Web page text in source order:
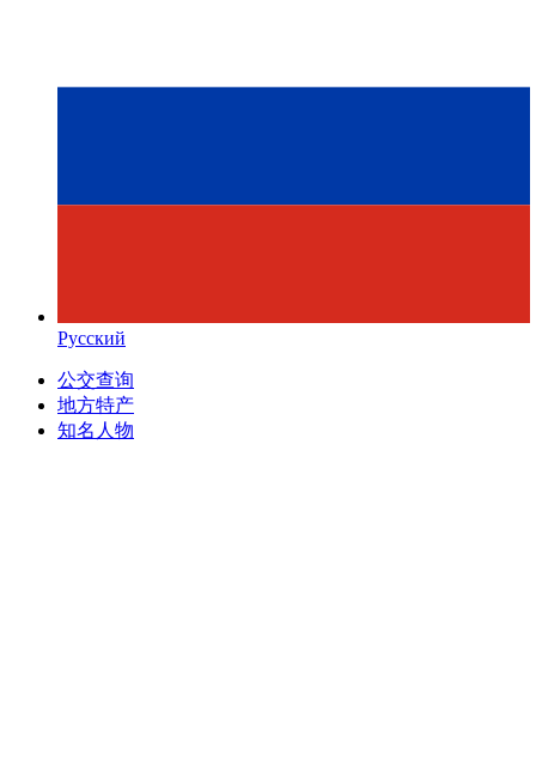
Русский
公交查询
地方特产
知名人物